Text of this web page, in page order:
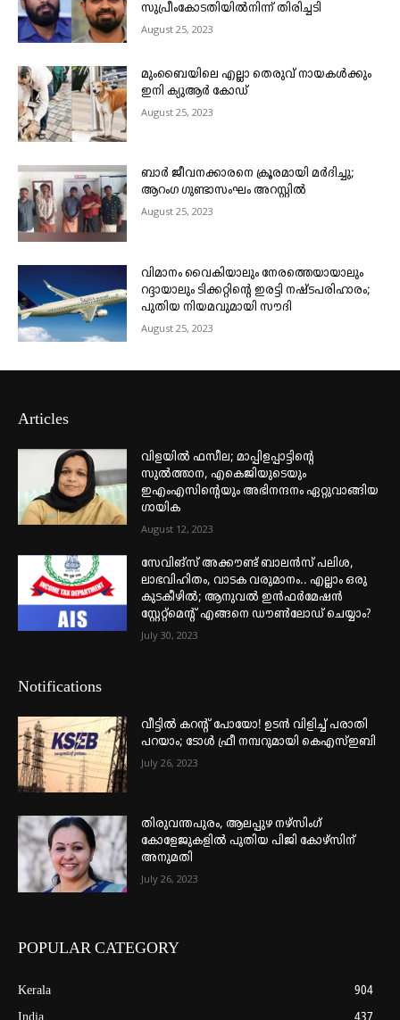
സുപ്രീംകോടതിയിൽനിന്ന് തിരിച്ചടി
August 25, 2023
മുംബൈയിലെ എല്ലാ തെരുവ് നായകൾക്കും
ഇനി ക്യുആർ കോഡ്
August 25, 2023
ബാർ ജീവനക്കാരനെ ക്രൂരമായി മർദിച്ചു;
ആറംഗ ഗുണ്ടാസംഘം അറസ്റ്റിൽ
August 25, 2023
വിമാനം വൈകിയാലും നേരത്തെയായാലും
റദ്ദായാലും ടിക്കറ്റിന്റെ ഇരട്ടി നഷ്ടപരിഹാരം;
പുതിയ നിയമവുമായി സൗദി
August 25, 2023
Articles
വിളയിൽ ഫസീല; മാപ്പിളപ്പാട്ടിന്റെ
സുൽത്താന, എകെജിയുടെയും
ഇഎംഎസിന്റെയും അഭിനന്ദനം ഏറ്റുവാങ്ങിയ
ഗായിക
August 12, 2023
സേവിങ്സ് അക്കൗണ്ട് ബാലൻസ് പലിശ,
ലാഭവിഹിതം, വാടക വരുമാനം.. എല്ലാം ഒരു
കുടകീഴിൽ; ആനുവൽ ഇൻഫർമേഷൻ
സ്റ്റേറ്റ്മെന്റ് എങ്ങനെ ഡൗൺലോഡ് ചെയ്യാം?
July 30, 2023
Notifications
വീട്ടില്‍ കറന്റ് പോയോ! ഉടന്‍ വിളിച്ച് പരാതി
പറയാം; ടോള്‍ ഫ്രീ നമ്പറുമായി കെഎസ്ഇബി
July 26, 2023
തിരുവന്തപുരം, ആലപ്പുഴ നഴ്‌സിംഗ്
കോളേജുകളില്‍ പുതിയ പിജി കോഴ്‌സിന്
അനുമതി
July 26, 2023
POPULAR CATEGORY
Kerala
904